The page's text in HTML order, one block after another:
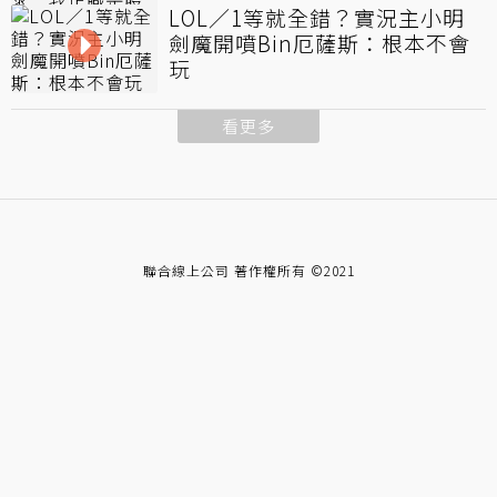
LOL／1等就全錯？實況主小明
劍魔開噴Bin厄薩斯：根本不會
玩
看更多
聯合線上公司 著作權所有 ©2021